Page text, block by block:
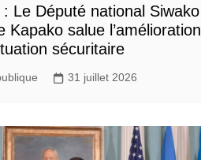
: Le Député national Siwako
Kapako salue l’amélioration
sécuritaire
31 juillet 2026